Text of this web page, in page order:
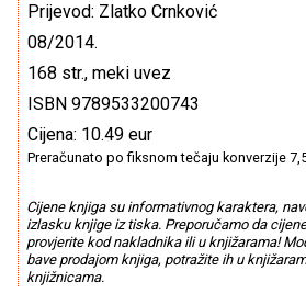
Prijevod: Zlatko Crnković
08/2014.
168 str., meki uvez
ISBN 9789533200743
Cijena: 10.49 eur
Preračunato po fiksnom tečaju konverzije
Cijene knjiga su informativnog karaktera,
izlasku knjige iz tiska. Preporučamo da
provjerite kod nakladnika ili u knjižarama!
bave prodajom knjiga, potražite ih u
knjižnicama.